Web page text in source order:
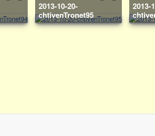
2013-10-20-
chtivenTronet95
2013-10-20-